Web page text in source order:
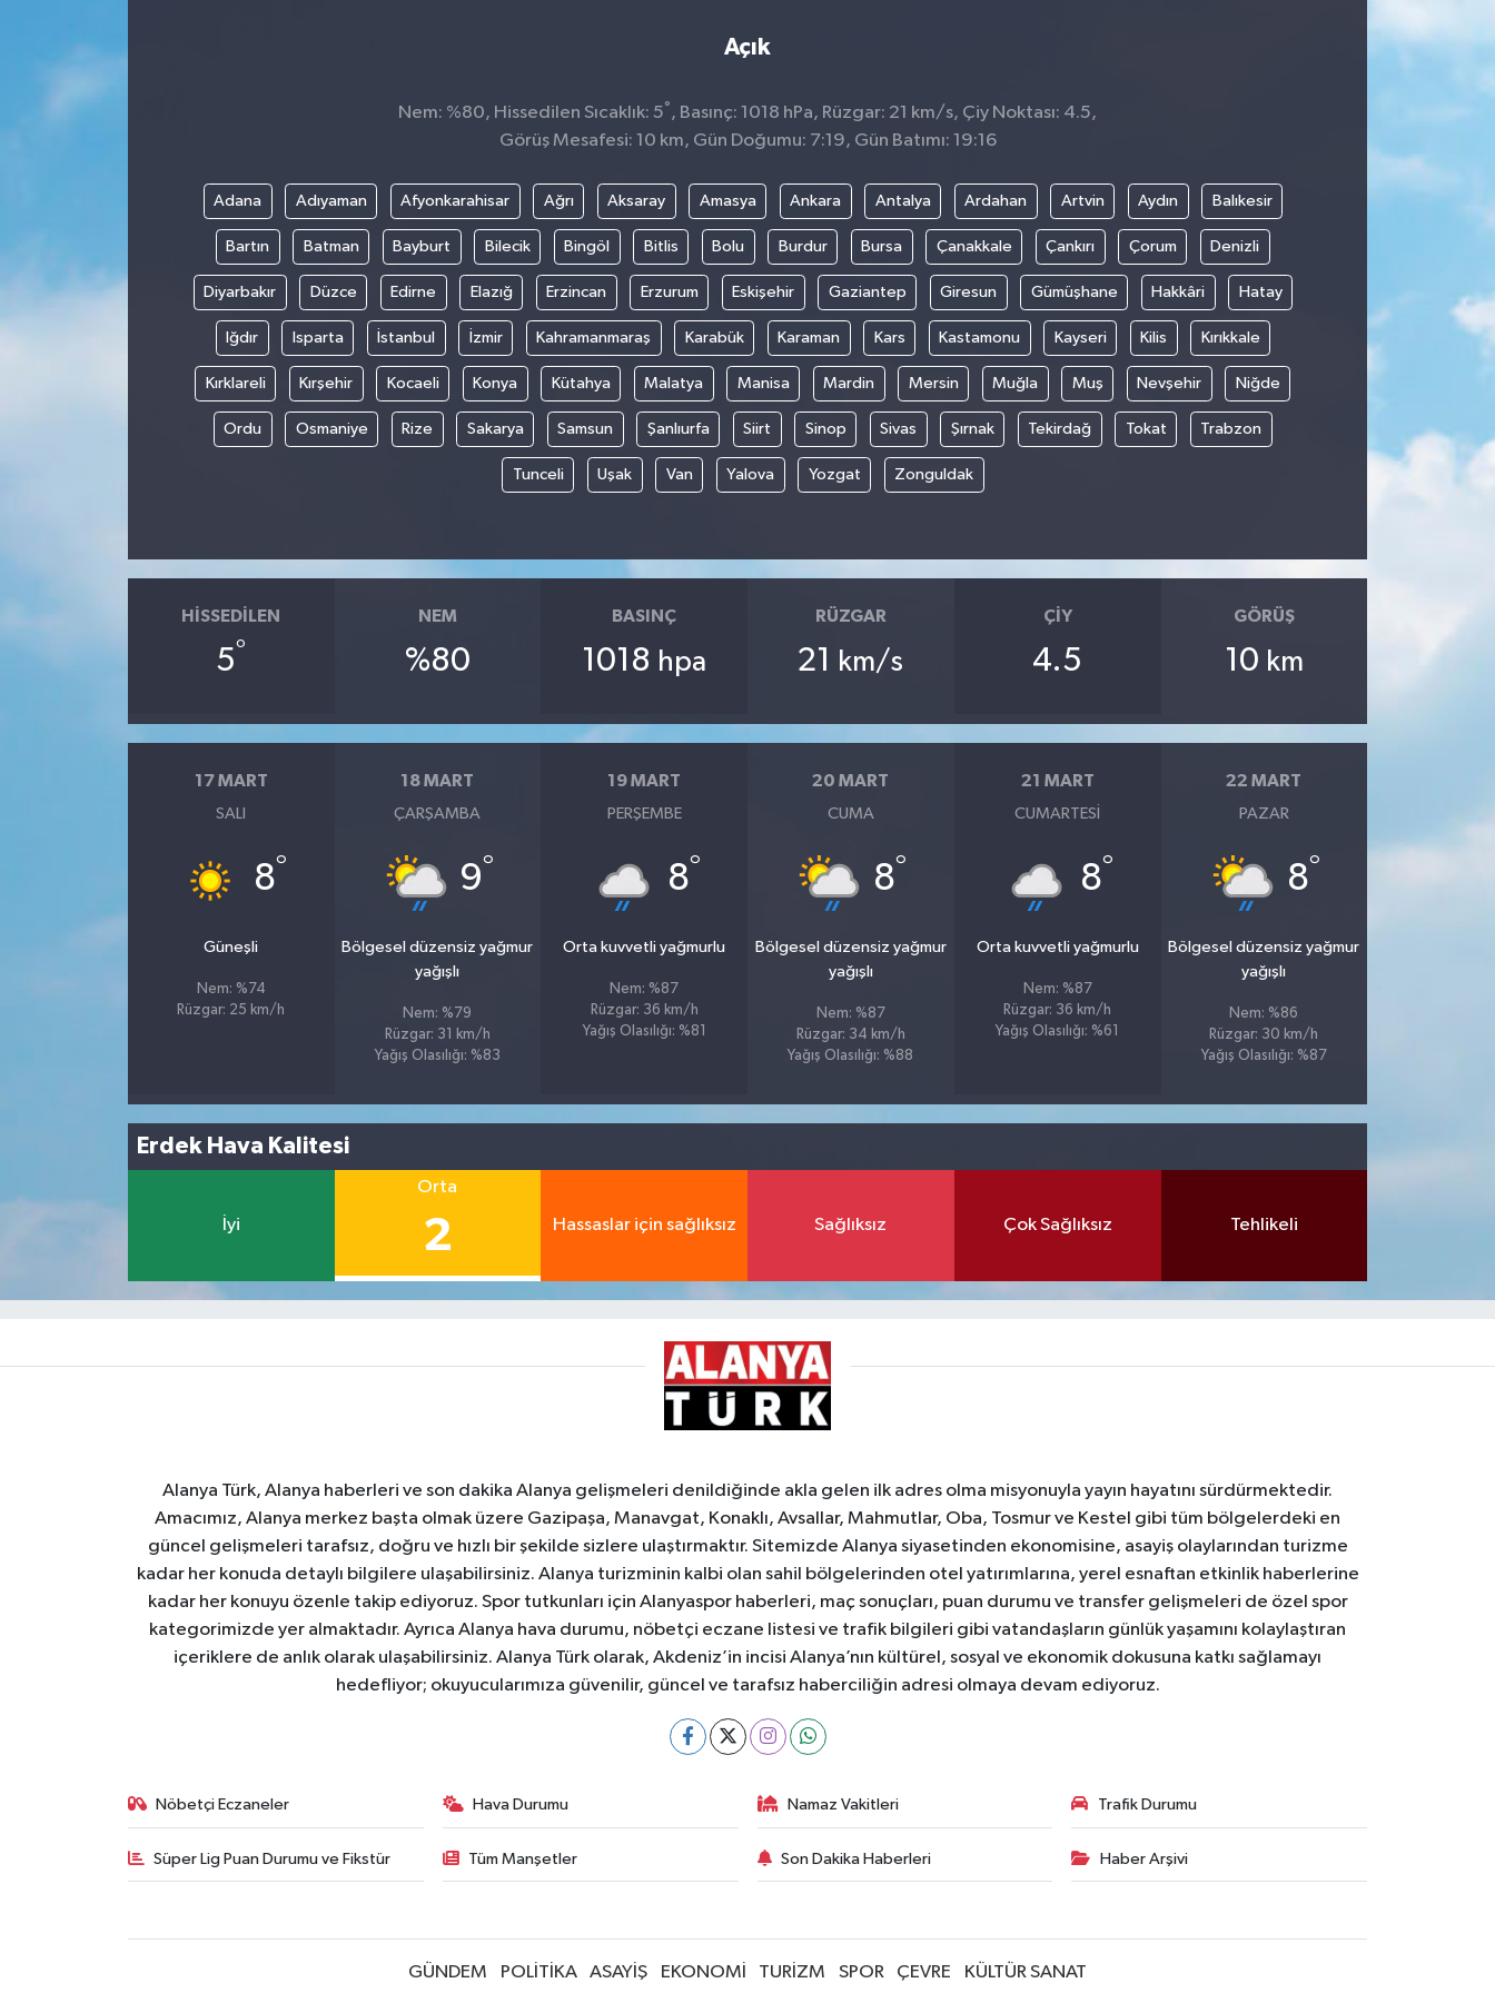
Açık
Nem: %80, Hissedilen Sıcaklık: 5° , Basınç: 1018 hPa, Rüzgar: 21 km/s, Çiy Noktası: 4.5,
Görüş Mesafesi: 10 km, Gün Doğumu: 7:19, Gün Batımı: 19:16
Adana Adıyaman Afyonkarahisar Ağrı Aksaray Amasya Ankara Antalya Ardahan Artvin Aydın Balıkesir
Bartın Batman Bayburt Bilecik Bingöl Bitlis Bolu Burdur Bursa Çanakkale Çankırı Çorum Denizli
Diyarbakır Düzce Edirne Elazığ Erzincan Erzurum Eskişehir Gaziantep Giresun Gümüşhane Hakkâri Hatay
Iğdır Isparta İstanbul İzmir Kahramanmaraş Karabük Karaman Kars Kastamonu Kayseri Kilis Kırıkkale
Kırklareli Kırşehir Kocaeli Konya Kütahya Malatya Manisa Mardin Mersin Muğla Muş Nevşehir Niğde
Ordu Osmaniye Rize Sakarya Samsun Şanlıurfa Siirt Sinop Sivas Şırnak Tekirdağ Tokat Trabzon
Tunceli Uşak Van Yalova Yozgat Zonguldak
HISSEDILEN
5°
NEM
%80
BASINÇ
1018 hpa
RÜZGAR
21 km/s
ÇIY
4.5
GÖRÜŞ
10 km
17 MART
SALI
8°
Güneşli
Nem: %74
Rüzgar: 25 km/h
18 MART
ÇARŞAMBA
9°
Bölgesel düzensiz yağmur
yağışlı
Nem: %79
Rüzgar: 31 km/h
Yağış Olasılığı: %83
19 MART
PERŞEMBE
8°
Orta kuvvetli yağmurlu
Nem: %87
Rüzgar: 36 km/h
Yağış Olasılığı: %81
20 MART
CUMA
8°
Bölgesel düzensiz yağmur
yağışlı
Nem: %87
Rüzgar: 34 km/h
Yağış Olasılığı: %88
21 MART
CUMARTESI
8°
Orta kuvvetli yağmurlu
Nem: %87
Rüzgar: 36 km/h
Yağış Olasılığı: %61
22 MART
PAZAR
8°
Bölgesel düzensiz yağmur
yağışlı
Nem: %86
Rüzgar: 30 km/h
Yağış Olasılığı: %87
Erdek Hava Kalitesi
İyi
Orta
2 Hassaslar için sağlıksız Sağlıksız Çok Sağlıksız Tehlikeli
Alanya Türk, Alanya haberleri ve son dakika Alanya gelişmeleri denildiğinde akla gelen ilk adres olma misyonuyla yayın hayatını sürdürmektedir.
Amacımız, Alanya merkez başta olmak üzere Gazipaşa, Manavgat, Konaklı, Avsallar, Mahmutlar, Oba, Tosmur ve Kestel gibi tüm bölgelerdeki en
güncel gelişmeleri tarafsız, doğru ve hızlı bir şekilde sizlere ulaştırmaktır. Sitemizde Alanya siyasetinden ekonomisine, asayiş olaylarından turizme
kadar her konuda detaylı bilgilere ulaşabilirsiniz. Alanya turizminin kalbi olan sahil bölgelerinden otel yatırımlarına, yerel esnaftan etkinlik haberlerine
kadar her konuyu özenle takip ediyoruz. Spor tutkunları için Alanyaspor haberleri, maç sonuçları, puan durumu ve transfer gelişmeleri de özel spor
kategorimizde yer almaktadır. Ayrıca Alanya hava durumu, nöbetçi eczane listesi ve trafik bilgileri gibi vatandaşların günlük yaşamını kolaylaştıran
içeriklere de anlık olarak ulaşabilirsiniz. Alanya Türk olarak, Akdeniz’in incisi Alanya’nın kültürel, sosyal ve ekonomik dokusuna katkı sağlamayı
hedefliyor; okuyucularımıza güvenilir, güncel ve tarafsız haberciliğin adresi olmaya devam ediyoruz.
Nöbetçi Eczaneler Hava Durumu Namaz Vakitleri Trafik Durumu
Süper Lig Puan Durumu ve Fikstür Tüm Manşetler Son Dakika Haberleri Haber Arşivi
GÜNDEM POLİTİKA ASAYİŞ EKONOMİ TURİZM SPOR ÇEVRE KÜLTÜR SANAT